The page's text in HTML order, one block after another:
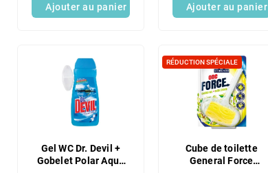
Ajouter au panier Ajouter au panier
Gel WC Dr. Devil +
Gobelet Polar Aqua
RÉDUCTION SPÉCIALE
Cube de toilette
General Force